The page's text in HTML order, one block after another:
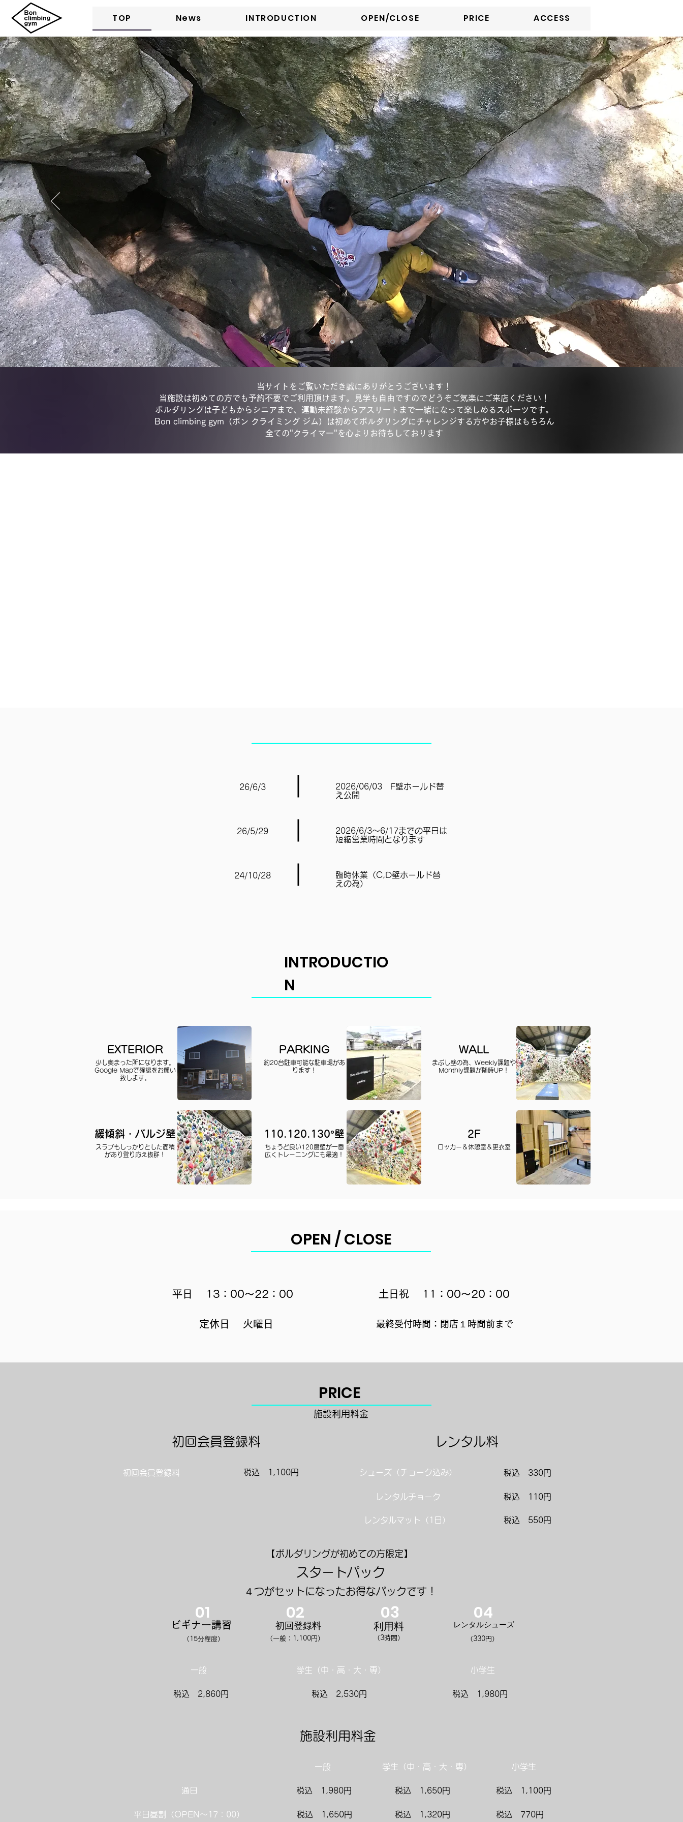
TOP News INTRODUCTION OPEN/CLOSE PRICE ACCESS
Bon climbinggym
当サイトをご覧いただき誠にありがとうございます！
当施設は初めての方でも予約不要でご利用頂けます。見学も自由ですのでどうぞご気楽にご来店ください！
ボルダリングは子どもからシニアまで、運動未経験からアスリートまで一緒になって楽しめるスポーツです。
Bon climbing gym（ボン クライミング ジム）は初めてボルダリングにチャレンジする方やお子様はもちろん
全ての"クライマー"を心よりお待ちしております
26/6/3
2026/06/03 F壁ホールド替
え公開
26/5/29
2026/6/3～6/17までの平日は
短縮営業時間となります
24/10/28
臨時休業（C,D壁ホールド替
えの為）
INTRODUCTIO
N
EXTERIOR
少し奥まった所になります。
Google Mapで確認をお願い
致します。
PARKING
約20台駐車可能な駐車場があ
ります！
WALL
まぶし壁の為、Weekly課題や
Monthly課題が随時UP！
緩傾斜・バルジ壁
スラブもしっかりとした面積
があり登り応え抜群！
110.120.130°壁
ちょうど良い120度壁が一番
広くトレーニングにも最適！
2F
ロッカー＆休憩室＆更衣室
OPEN / CLOSE
平日 13：00～22：00 土日祝 11：00～20：00
定休日 火曜日 ​最終受付時間：閉店１時間前まで
PRICE
​施設利用料金
​初回会員登録料 ​レンタル料
​初回会員登録料 ​税込 1,100円 シューズ（チョーク込み） ​税込 330円
レンタルチョーク ​税込 110円
レンタルマット（1日） ​税込 550円
​４つがセットになったお得なパックです！
​【ボルダリングが初めての方限定】
​スタートパック
01
ビギナー講習
​（15分程度）
02
​（一般：1,100円）
​初回登録料
03
​（3時間）
​利用料
04
​（330円）
レンタルシューズ
一般 学生（中・高・大・専） 小学生
​税込 2,860円 ​税込 2,530円 ​税込 1,980円
施設利用料金
​一般
​通日 ​税込 1,980円
​平日昼割（OPEN～17：00） ​税込 1,650円
学生（中・高・大・専） 小学生
​税込 1,650円 ​税込 1,100円
​税込 1,320円 ​税込 770円